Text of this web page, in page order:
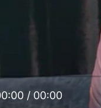
/ 00:00